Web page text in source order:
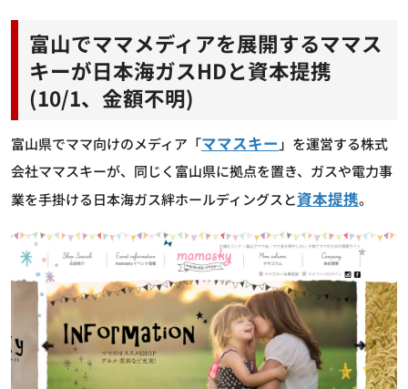
富山でママメディアを展開するママス
キーが日本海ガスHDと資本提携
(10/1、金額不明)
富山県でママ向けのメディア「ママスキー 」を運営する株式
会社ママスキーが、同じく富山県に拠点を置き、ガスや電力事
業を手掛ける日本海ガス絆ホールディングスと資本提携。